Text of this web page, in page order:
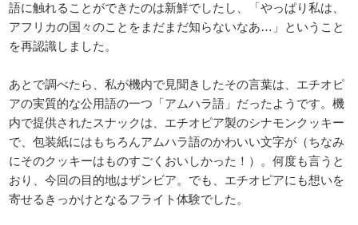
語に触れることができたのは新鮮でしたし、「やっぱり私は、
アフリカの国々のことをまだまだ知らないなあ…」ということ
を再認識しました。
あとで調べたら、私が機内で見聞きしたその言葉は、エチオピ
アの実質的な公用語の一つ「アムハラ語」だったようです。機
内で提供されたスナックは、エチオピア製のシナモンクッキー
で、包装紙にはもちろんアムハラ語のかわいい文字が（ちなみ
にそのクッキーはものすごくおいしかった！）。何度も言うと
おり、今回の目的地はザンビア。でも、エチオピアにも想いを
寄せるきっかけとなるフライト体験でした。